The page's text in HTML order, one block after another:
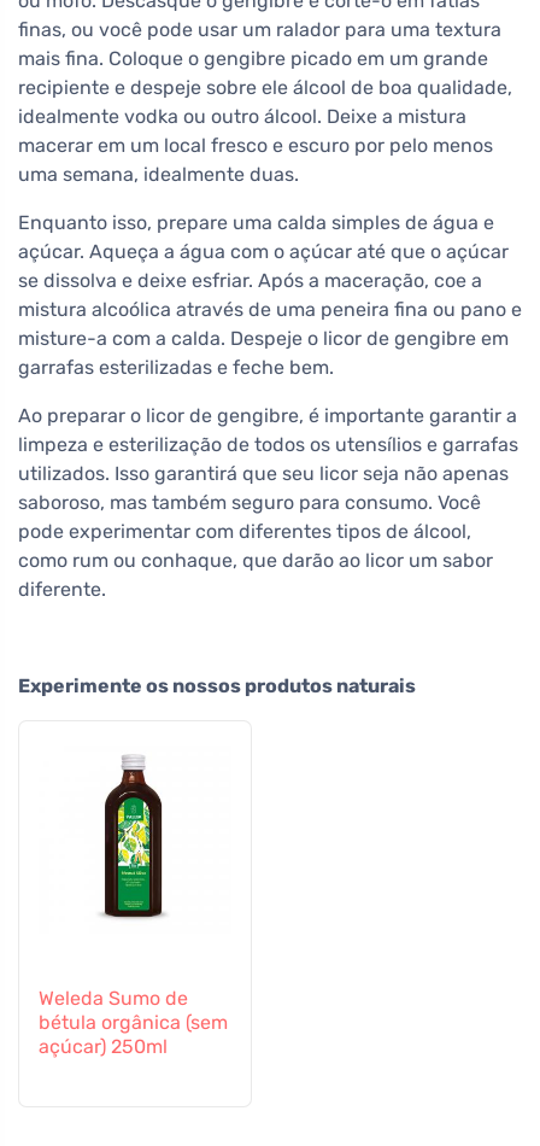
finas, ou você pode usar um ralador para uma textura
mais fina. Coloque o gengibre picado em um grande
recipiente e despeje sobre ele álcool de boa qualidade,
idealmente vodka ou outro álcool. Deixe a mistura
macerar em um local fresco e escuro por pelo menos
uma semana, idealmente duas.
Enquanto isso, prepare uma calda simples de água e
açúcar. Aqueça a água com o açúcar até que o açúcar
se dissolva e deixe esfriar. Após a maceração, coe a
mistura alcoólica através de uma peneira fina ou pano e
misture-a com a calda. Despeje o licor de gengibre em
garrafas esterilizadas e feche bem.
Ao preparar o licor de gengibre, é importante garantir a
limpeza e esterilização de todos os utensílios e garrafas
utilizados. Isso garantirá que seu licor seja não apenas
saboroso, mas também seguro para consumo. Você
pode experimentar com diferentes tipos de álcool,
como rum ou conhaque, que darão ao licor um sabor
diferente.
Experimente os nossos produtos naturais
Weleda Sumo de
bétula orgânica (sem
açúcar) 250ml